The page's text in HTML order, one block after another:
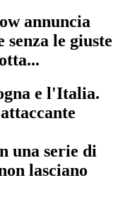
annuncia
le giuste
e l'Italia.
una serie di
lasciano